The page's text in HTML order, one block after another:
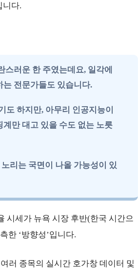
니다.
러운 한 주였는데요, 일각에
는 전문가들도 있습니다.
도 하지만, 아무리 인공지능이
계만 대고 있을 수도 없는 노릇
리는 국면이 나올 가능성이 있
시세가 뉴욕 시장 후반(한국 시간으
한 ‘방향성’입니다.
러 종목의 실시간 호가창 데이터 및